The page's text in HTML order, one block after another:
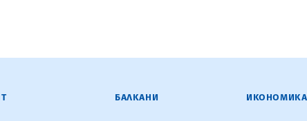
АГЕНЦИЯ
БАЛКАНИ ИКОНОМИКА